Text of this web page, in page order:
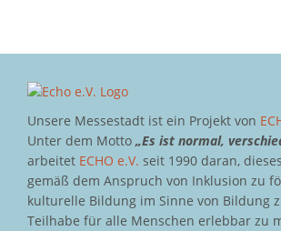
Unsere Messestadt ist ein Projekt von
Unter dem Motto „Es ist normal,
arbeitet ECHO e.V. seit 1990 daran,
gemäß dem Anspruch von Inklusion zu
kulturelle Bildung im Sinne von Bildung
Teilhabe für alle Menschen erlebbar zu